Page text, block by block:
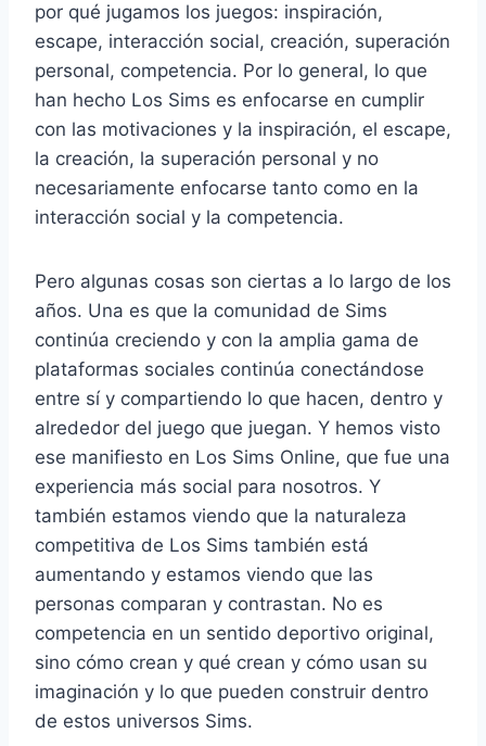
por qué jugamos los juegos: inspiración,
escape, interacción social, creación, superación
personal, competencia. Por lo general, lo que
han hecho Los Sims es enfocarse en cumplir
con las motivaciones y la inspiración, el escape,
la creación, la superación personal y no
necesariamente enfocarse tanto como en la
interacción social y la competencia.
Pero algunas cosas son ciertas a lo largo de los
años. Una es que la comunidad de Sims
continúa creciendo y con la amplia gama de
plataformas sociales continúa conectándose
entre sí y compartiendo lo que hacen, dentro y
alrededor del juego que juegan. Y hemos visto
ese manifiesto en Los Sims Online, que fue una
experiencia más social para nosotros. Y
también estamos viendo que la naturaleza
competitiva de Los Sims también está
aumentando y estamos viendo que las
personas comparan y contrastan. No es
competencia en un sentido deportivo original,
sino cómo crean y qué crean y cómo usan su
imaginación y lo que pueden construir dentro
de estos universos Sims.